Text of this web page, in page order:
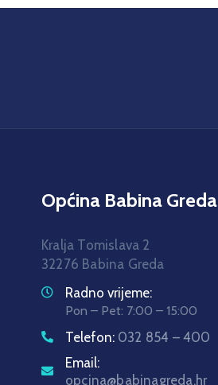
Općina Babina Greda
Kralja Tomislava 2
32276 Babina Greda
Radno vrijeme:
Pon – Pet: 7:00 – 15:00
Telefon: 032 854 – 400
Email:
opcina@babinagreda.hr